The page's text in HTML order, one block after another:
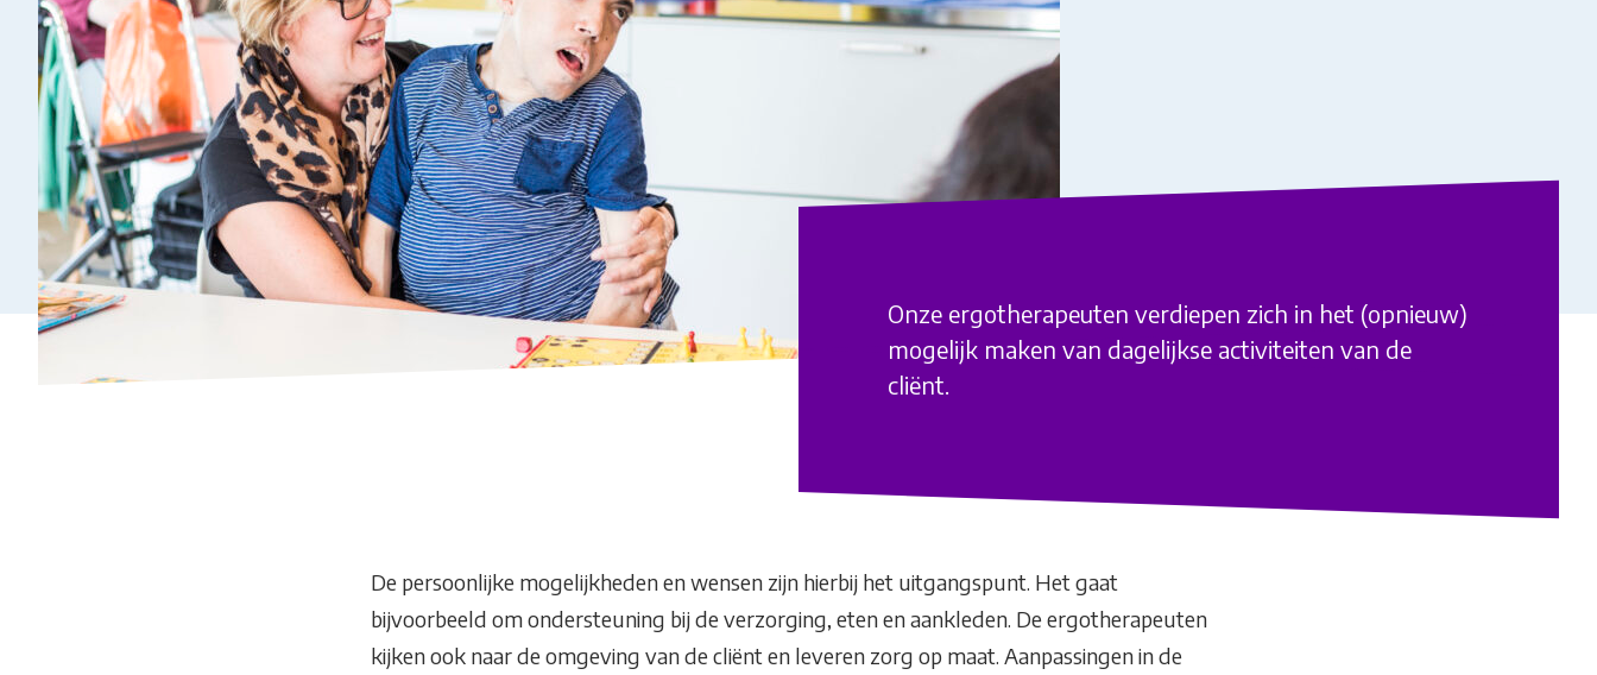
Onze ergotherapeuten verdiepen zich in het (opnieuw)
mogelijk maken van dagelijkse activiteiten van de
cliënt.
De persoonlijke mogelijkheden en wensen zijn hierbij het uitgangspunt. Het gaat
bijvoorbeeld om ondersteuning bij de verzorging, eten en aankleden. De ergotherapeuten
kijken ook naar de omgeving van de cliënt en leveren zorg op maat. Aanpassingen in de